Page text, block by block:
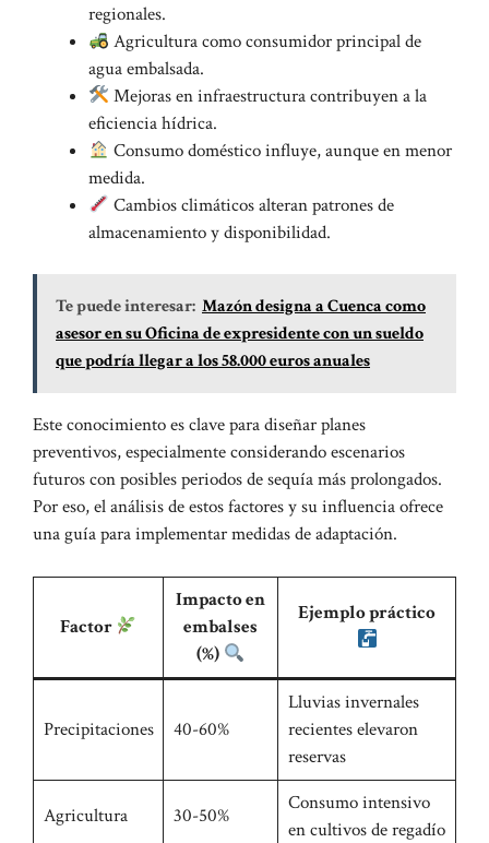
regionales.
Agricultura como consumidor principal de
agua embalsada.
Mejoras en infraestructura contribuyen a la
eficiencia hídrica.
Consumo doméstico influye, aunque en menor
medida.
Cambios climáticos alteran patrones de
almacenamiento y disponibilidad.
Te puede interesar: Mazón designa a Cuenca como
asesor en su Oficina de expresidente con un sueldo
que podría llegar a los 58.000 euros anuales
Este conocimiento es clave para diseñar planes
preventivos, especialmente considerando escenarios
futuros con posibles periodos de sequía más prolongados.
Por eso, el análisis de estos factores y su influencia ofrece
una guía para implementar medidas de adaptación.
Factor
Impacto en
embalses
(%)
Ejemplo práctico
Precipitaciones 40-60%
Lluvias invernales
recientes elevaron
reservas
Agricultura 30-50%
Consumo intensivo
en cultivos de regadío